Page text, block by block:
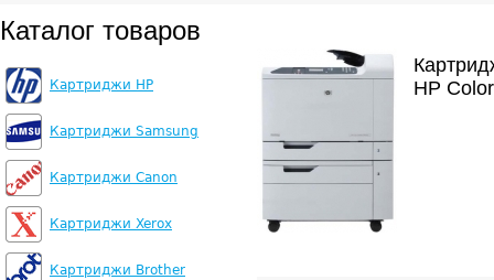
Каталог товаров
Картриджи HP
Картриджи Samsung
Картриджи Canon
Картриджи Xerox
Картриджи Brother
HP